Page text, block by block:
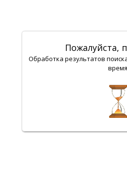
Пожалуйста,
Обработка результатов